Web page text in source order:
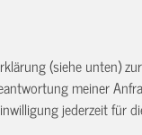
(siehe unten)
meiner
jederzeit für